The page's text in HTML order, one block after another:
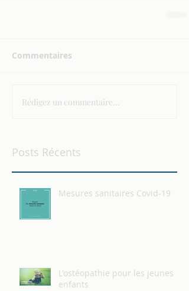
Commentaires
Rédigez un commentaire...
Posts Récents
Mesures sanitaires Covid-19
L'ostéopathie pour les jeunes
enfants